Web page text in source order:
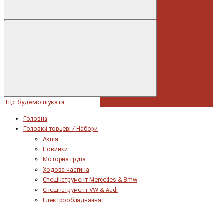
Головна
Головки торцеві / Набори
Акція
Новинки
Моторна група
Ходова частина
Спецінструмент Mercedes & Bmw
Спецінструмент VW & Audi
Електрообладнання